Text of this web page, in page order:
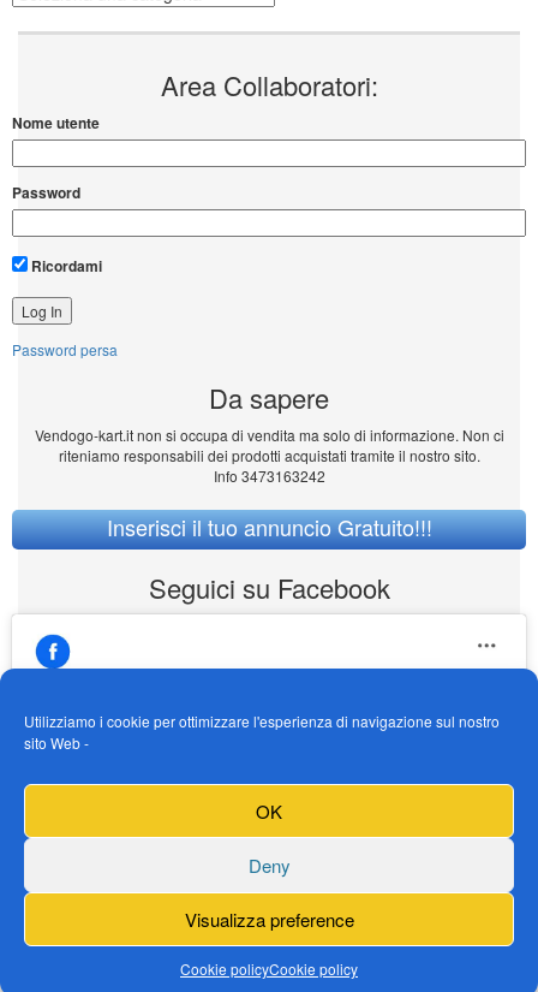
Utilizziamo i cookie per ottimizzare l'esperienza di navigazione sul nostro
sito Web -
OK
Deny
Visualizza preference
Cookie policyCookie policy
Area Collaboratori:
Nome utente
Password
Ricordami
Password persa
Da sapere
Vendogo-kart.it non si occupa di vendita ma solo di informazione. Non ci
riteniamo responsabili dei prodotti acquistati tramite il nostro sito.
Info 3473163242
Inserisci il tuo annuncio Gratuito!!!
Seguici su Facebook
https://www.facebook.com/Vendogokartit/
Fai clic per accettare i cookie marketing e
abilitare questo contenuto